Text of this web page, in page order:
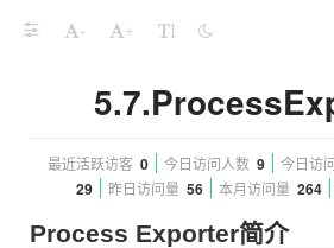
- +
最近活跃访客 0 今日访问人数 9 今日访
29 昨日访问量 56 本月访问量 264
Process Exporter简介